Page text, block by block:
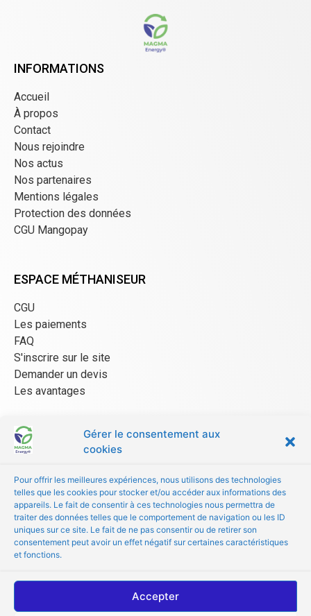
Gérer le consentement aux
cookies
Pour offrir les meilleures expériences, nous utilisons des technologies
telles que les cookies pour stocker et/ou accéder aux informations des
appareils. Le fait de consentir à ces technologies nous permettra de
traiter des données telles que le comportement de navigation ou les ID
uniques sur ce site. Le fait de ne pas consentir ou de retirer son
consentement peut avoir un effet négatif sur certaines caractéristiques
et fonctions.
Accepter
INFORMATIONS
Accueil
À propos
Contact
Nous rejoindre
Nos actus
Nos partenaires
Mentions légales
Protection des données
CGU Mangopay
ESPACE MÉTHANISEUR
CGU
Les paiements
FAQ
S'inscrire sur le site
Demander un devis
Les avantages
ESPACE FOURNISSEUR
Être référencé
Les avantages
FAQ
© Copyright 2024 MAGMA Energy